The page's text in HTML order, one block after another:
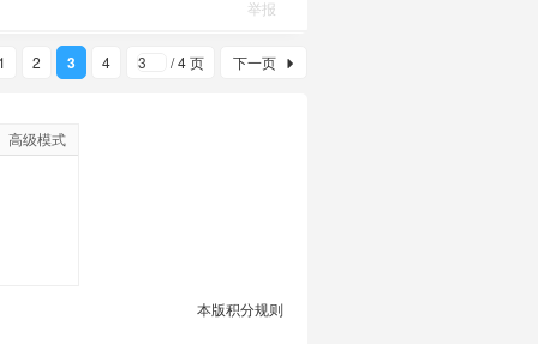
举报
2 3 4 / 4 页 下一页
高级模式
本版积分规则